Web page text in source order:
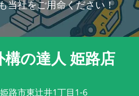
当社をご用命ください！
構の達人 姫路店
路市東辻井1丁目1-6